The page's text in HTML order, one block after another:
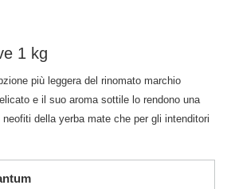
1 kg
più leggera del rinomato marchio
e il suo aroma sottile lo rendono una
della yerba mate che per gli intenditori